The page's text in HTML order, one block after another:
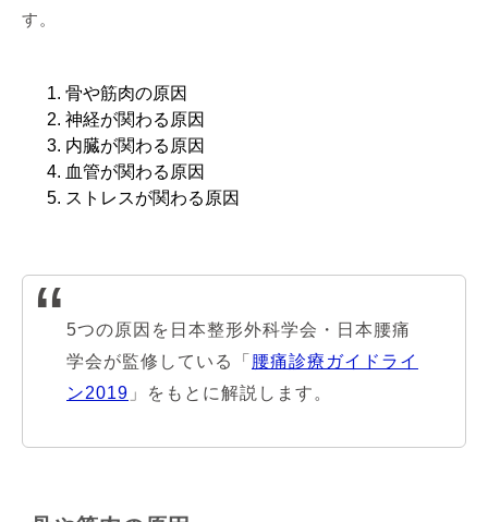
す。
骨や筋肉の原因
神経が関わる原因
内臓が関わる原因
血管が関わる原因
ストレスが関わる原因
5つの原因を日本整形外科学会・日本腰痛
学会が監修している「 腰痛診療ガイドライ
ン2019 」をもとに解説します。